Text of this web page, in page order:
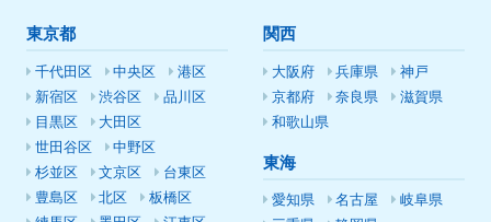
東京都
千代田区 中央区
港区
新宿区
渋谷区
品川区
目黒区
大田区
世田谷区
中野区
杉並区
文京区
台東区
豊島区
北区
板橋区
関西
大阪府 兵庫県
神戸
京都府
奈良県
滋賀県
和歌山県
東海
愛知県 名古屋
岐阜県